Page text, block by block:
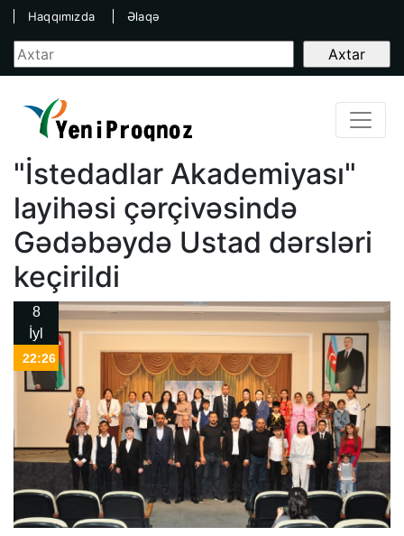
Haqqımızda Əlaqə
"İstedadlar Akademiyası"
layihəsi çərçivəsində
Gədəbəydə Ustad dərsləri
keçirildi
8
İyl
22:26